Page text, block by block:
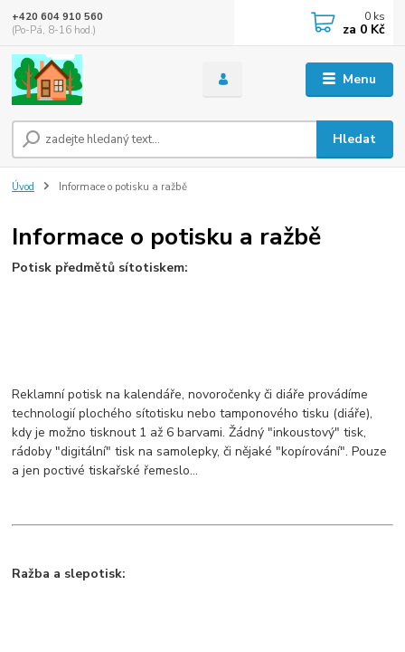
Menu
Hledat
+420 604 910 560
(Po-Pá, 8-16 hod.)
0 ks
za 0 Kč
Úvod Informace o potisku a ražbě
Informace o potisku a ražbě
Potisk předmětů sítotiskem:
Reklamní potisk na kalendáře, novoročenky či diáře provádíme
technologií plochého sítotisku nebo tamponového tisku (diáře),
kdy je možno tisknout 1 až 6 barvami. Žádný "inkoustový" tisk,
rádoby "digitální" tisk na samolepky, či nějaké "kopírování". Pouze
a jen poctivé tiskařské řemeslo...
Ražba a slepotisk: